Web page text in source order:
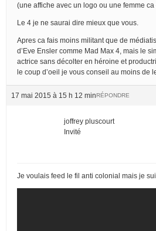
(une affiche avec un logo ou une femme
Le 4 je ne saurai dire mieux que vous.
Apres ca fais moins militant que de
d’Eve Ensler comme Mad Max 4, mais le
actrice sans décolter en héroine et
le coup d’oeil je vous conseil au moins de
17 mai 2015 à 15 h 12 minRÉPONDRE
joffrey pluscourt
Invité
Je voulais feed le fil anti colonial mais je